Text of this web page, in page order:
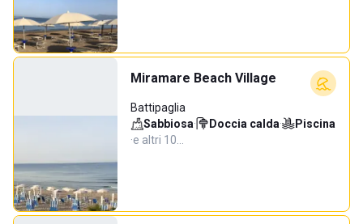
Miramare Beach Village
Battipaglia
Sabbiosa· Doccia calda·
Piscina
·e altri 10…